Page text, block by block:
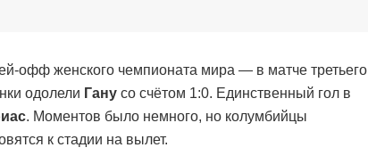
офф женского чемпионата мира — в матче третьего
одолели Гану со счётом 1:0. Единственный гол в
. Моментов было немного, но колумбийцы
к стадии на вылет.